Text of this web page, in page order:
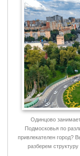
Одинцово
Подмосковья по
привлекателен город?
разберем